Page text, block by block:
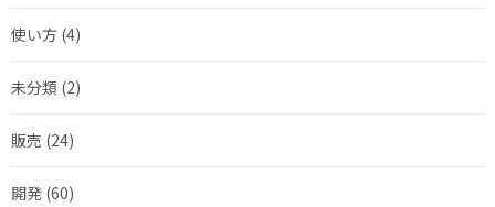
使い方 (4)
未分類 (2)
販売 (24)
開発 (60)